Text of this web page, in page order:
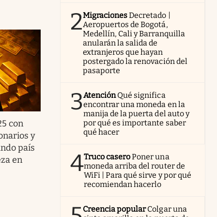
con
y
país
en
2MigracionesDecretado |
Aeropuertos de Bogotá,
Medellín, Cali y Barranquilla
anularán la salida de
extranjeros que hayan
postergado la renovación del
pasaporte
3AtenciónQué significa
encontrar una moneda en la
manija de la puerta del auto y
por qué es importante saber
qué hacer
4Truco caseroPoner una
moneda arriba del router de
WiFi | Para qué sirve y por qué
recomiendan hacerlo
Creencia popularColgar una